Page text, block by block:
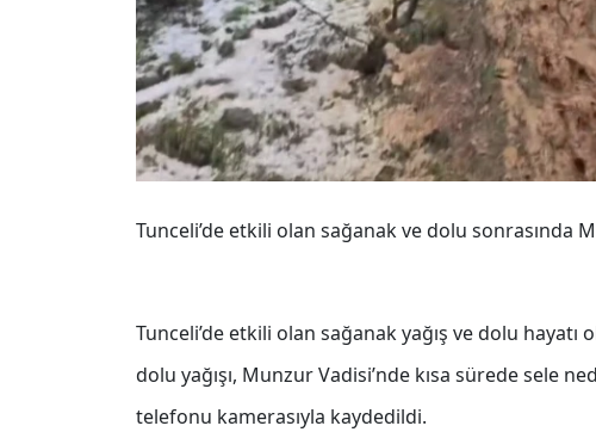
Tunceli’de etkili olan sağanak ve dolu sonrasında
Tunceli’de etkili olan sağanak yağış ve dolu
dolu yağışı, Munzur Vadisi’nde kısa sürede sele
telefonu kamerasıyla kaydedildi.